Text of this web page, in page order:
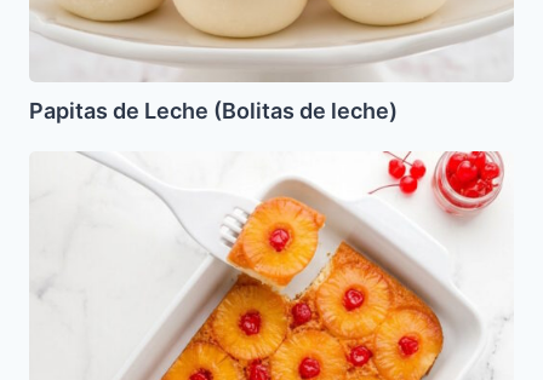
Papitas de Leche (Bolitas de leche)